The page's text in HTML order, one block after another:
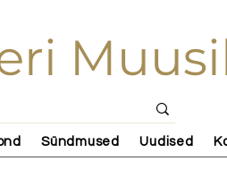
Sündmused Uudised